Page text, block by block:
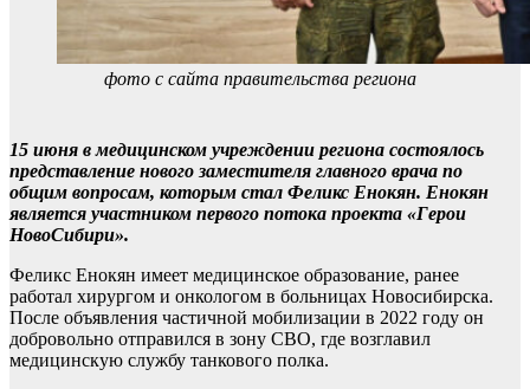
фото с сайта правительства региона
15 июня в медицинском учреждении региона состоялось
представление нового заместителя главного врача по
общим вопросам, которым стал Феликс Енокян. Енокян
является участником первого потока проекта «Герои
НовоСибири».
Феликс Енокян имеет медицинское образование, ранее
работал хирургом и онкологом в больницах Новосибирска.
После объявления частичной мобилизации в 2022 году он
добровольно отправился в зону СВО, где возглавил
медицинскую службу танкового полка.